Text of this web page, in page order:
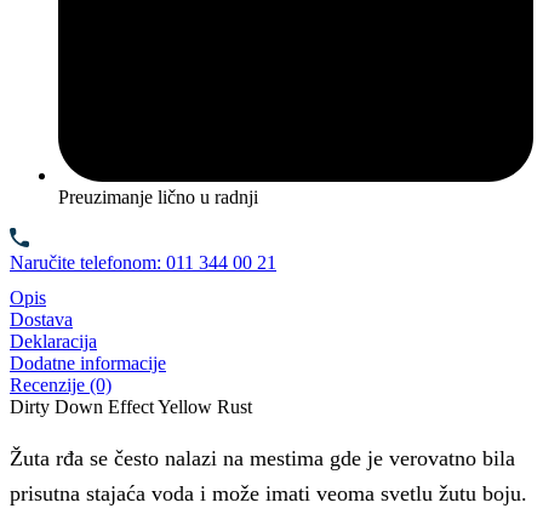
Preuzimanje lično u radnji
Naručite telefonom: 011 344 00 21
Opis
Dostava
Deklaracija
Dodatne informacije
Recenzije (0)
Dirty Down Effect Yellow Rust
Žuta rđa se često nalazi na mestima gde je verovatno bila
prisutna stajaća voda i može imati veoma svetlu žutu boju.